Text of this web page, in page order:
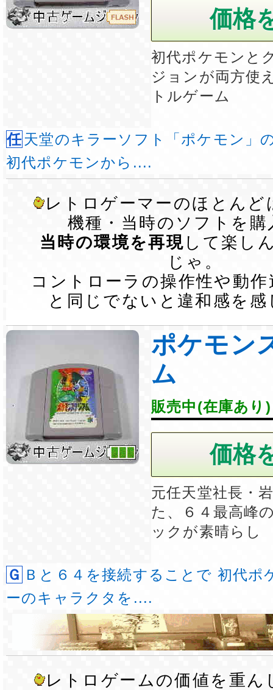
初代ポケモンと
ジョンが両方使
トルゲーム
任天堂のキラーソフト「ポケモン」の対戦ソフト。
初代ポケモンから....
レトロゲーマーのほとんど
機種・当時のソフトを購
当時の環境を再現 して楽し
じゃ。
コントローラの操作性や動
と同じでないと違和感を
ポケモン
ム
販売中(在庫あり)
元任天堂社長・
た、６４最高峰
ックが素晴らし
ＧＢと６４を接続することで 初代ポケットモンスタ
ーのキャラクタを....
レトロゲームの価値を重ん